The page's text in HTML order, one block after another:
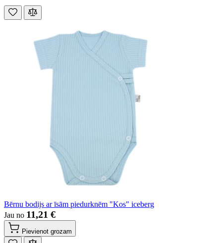
Bērnu bodijs ar īsām piedurknēm "Kos" iceberg
Jau no 11,21 €
Pievienot grozam